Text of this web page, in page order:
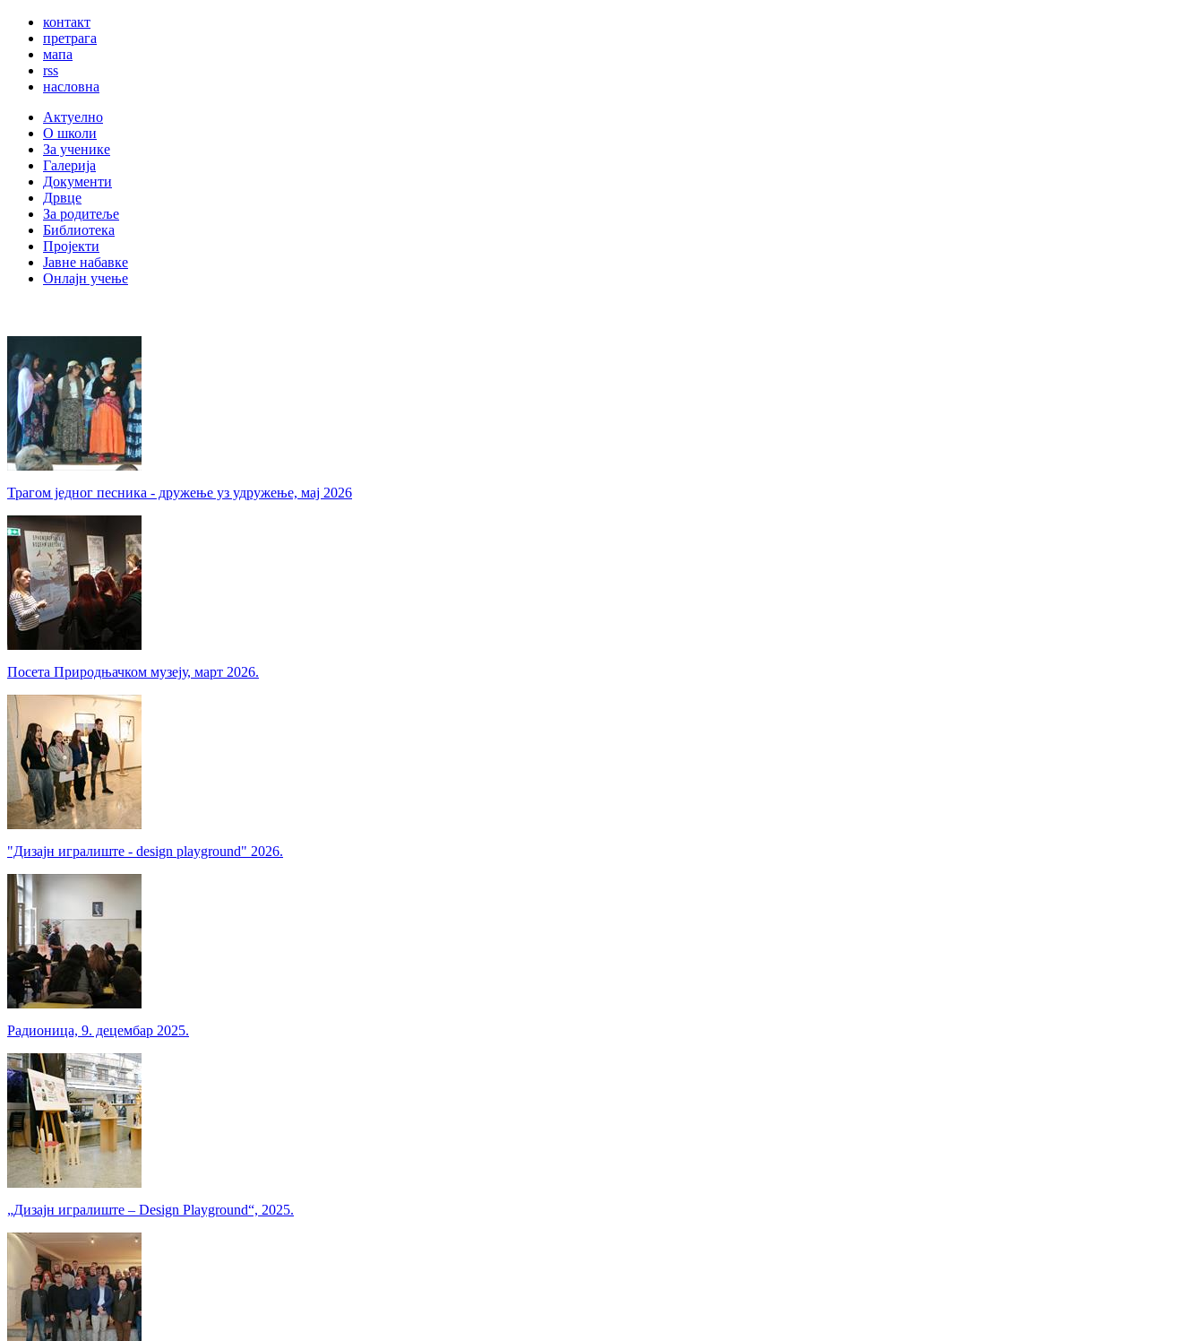
контакт
претрага
мапа
rss
насловна
Актуелно
О школи
За ученике
Галерија
Документи
Дрвце
За родитеље
Библиотека
Пројекти
Јавне набавке
Онлајн учење
Трагом једног песника - дружење уз удружење, мај 2026
Посета Природњачком музеју, март 2026.
"Дизајн игралиште - design playground" 2026.
Радионица, 9. децембар 2025.
„Дизајн игралиште – Design Playground“, 2025.